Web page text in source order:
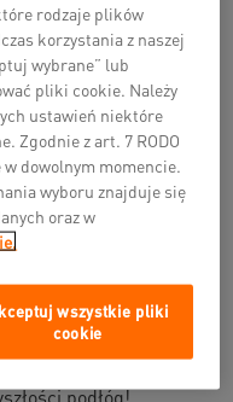
nasze
oraz poznać
dla sektora
zespół ekspertów
wszystkie pytania i
naszych
naszych partnerów,
podłóg!
rodzaje plików
korzystania z naszej
wybrane” lub
pliki cookie. Należy
ustawień niektóre
Zgodnie z art. 7 RODO
dowolnym momencie.
wyboru znajduje się
oraz w
wszystkie pliki
cookie